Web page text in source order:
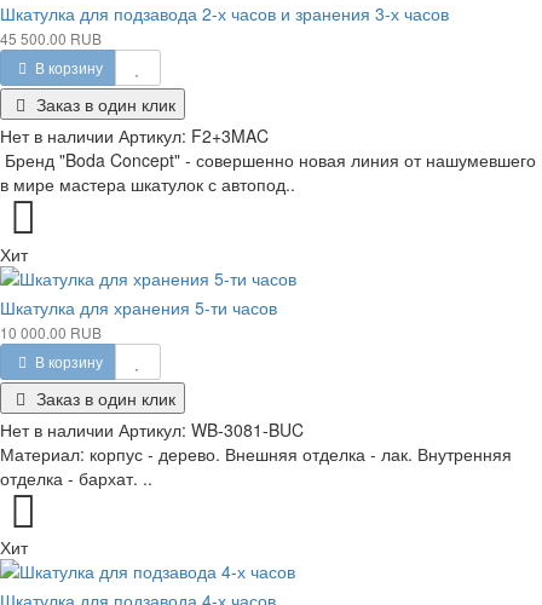
Шкатулка для подзавода 2-х часов и зранения 3-х часов
45 500.00 RUB
В корзину
Заказ в один клик
Нет в наличии Артикул: F2+3MAC
Бренд "Boda Concept" - совершенно новая линия от нашумевшего
в мире мастера шкатулок с автопод..
Хит
Шкатулка для хранения 5-ти часов
10 000.00 RUB
В корзину
Заказ в один клик
Нет в наличии Артикул: WB-3081-BUC
Материал: корпус - дерево. Внешняя отделка - лак. Внутренняя
отделка - бархат. ..
Хит